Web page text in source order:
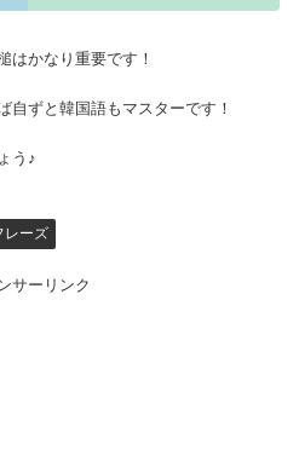
はかなり重要です！
自ずと韓国語もマスターです！
う♪
レーズ
サーリンク